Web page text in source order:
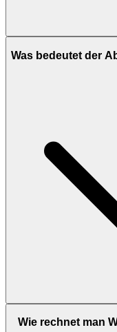
Was bedeutet der
Wie rechnet man